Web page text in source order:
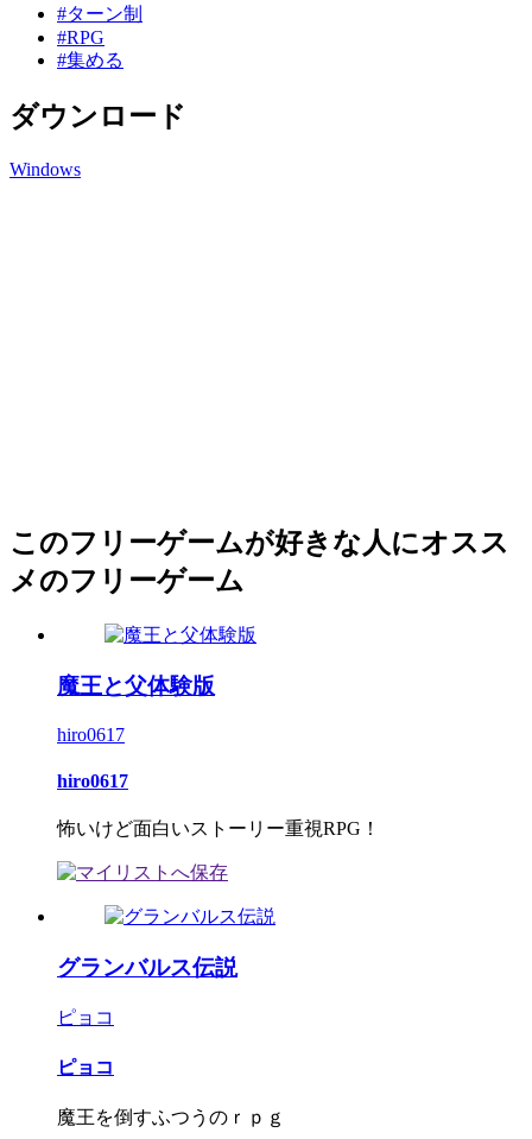
#ターン制
#RPG
#集める
ダウンロード
Windows
このフリーゲームが好きな人にオスス
メのフリーゲーム
魔王と父体験版
hiro0617
hiro0617
怖いけど面白いストーリー重視RPG！
グランバルス伝説
ピョコ
ピョコ
魔王を倒すふつうのｒｐｇ